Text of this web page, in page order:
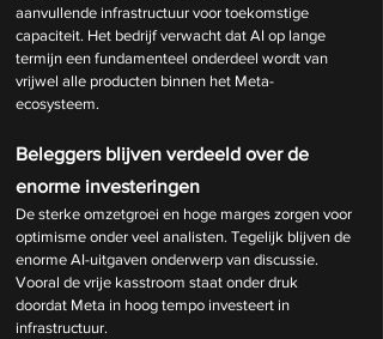
aanvullende infrastructuur voor toekomstige
capaciteit. Het bedrijf verwacht dat AI op lange
termijn een fundamenteel onderdeel wordt van
vrijwel alle producten binnen het Meta-
ecosysteem.
Beleggers blijven verdeeld over de
enorme investeringen
De sterke omzetgroei en hoge marges zorgen voor
optimisme onder veel analisten. Tegelijk blijven de
enorme AI-uitgaven onderwerp van discussie.
Vooral de vrije kasstroom staat onder druk
doordat Meta in hoog tempo investeert in
infrastructuur.